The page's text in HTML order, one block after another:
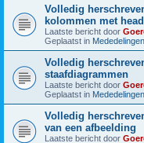
Volledig
kolommen met
Laatste bericht door
Geplaatst in Mededelingen
Volledig
staafdiagrammen
Laatste bericht door
Geplaatst in Mededelingen
Volledig
van een afbeelding
Laatste bericht door